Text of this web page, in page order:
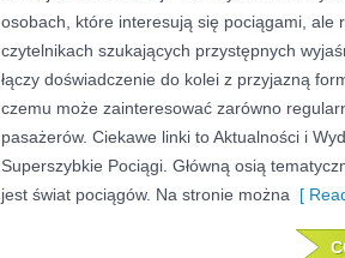
osobach, które interesują się pociągami, ale
czytelnikach szukających przystępnych
łączy doświadczenie do kolei z przyjazną
czemu może zainteresować zarówno
pasażerów. Ciekawe linki to Aktualności i
Superszybkie Pociągi. Główną osią
jest świat pociągów. Na stronie można [